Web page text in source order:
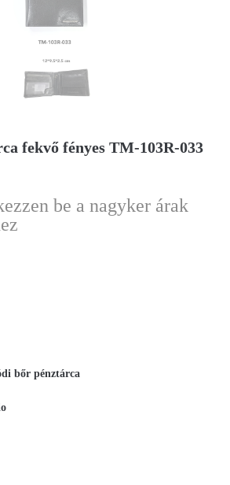
fekvő fényes TM-103R-033
be a nagyker árak
bőr pénztárca